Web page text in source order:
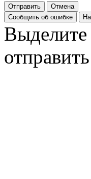
Отправить
Отмена
Сообщить об ошибке